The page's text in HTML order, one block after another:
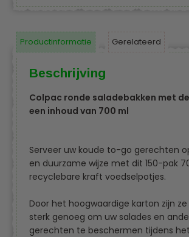
Productinformatie Gerelateerd
Beschrijving
Colpac ronde saladebakken met
een inhoud van 700 ml
Serveer uw koude to-go gerechten
en duurzame wijze met dit 150-pak
recyclebare kraft voedselpotjes.
Door het hoogwaardige karton zijn
sterk genoeg om uw salades en
gerechten te beschermen tijdens